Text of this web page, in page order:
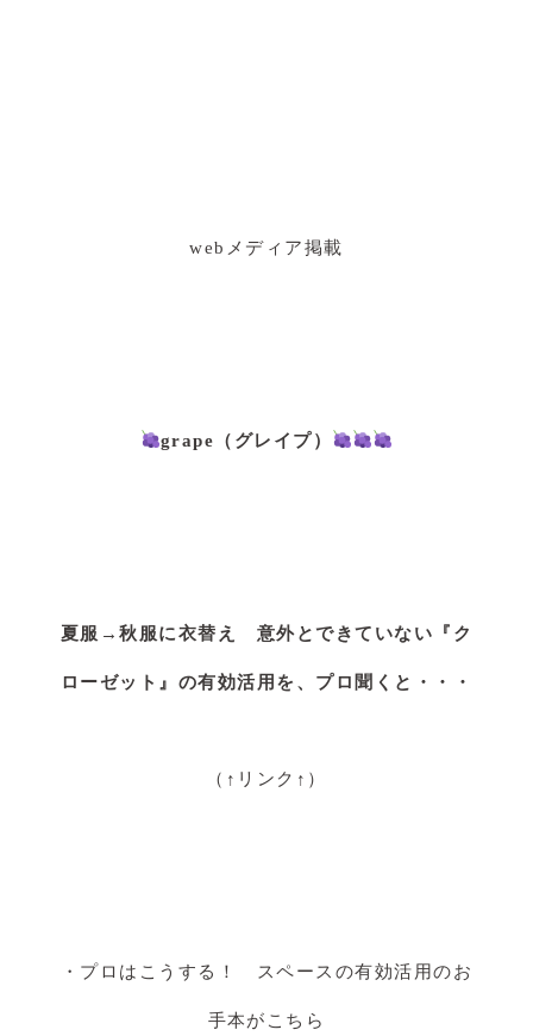
webメディア掲載
grape（グレイプ）
夏服→秋服に衣替え 意外とできていない『ク
ローゼット』の有効活用を、プロ聞くと・・・
（↑リンク↑）
・プロはこうする！ スペースの有効活用のお
手本がこちら